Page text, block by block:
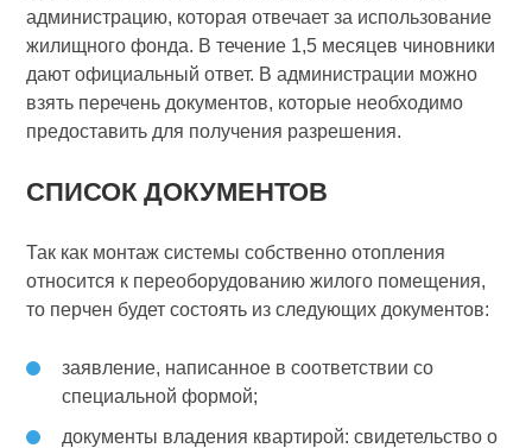
администрацию, которая отвечает за использование
жилищного фонда. В течение 1,5 месяцев чиновники
дают официальный ответ. В администрации можно
взять перечень документов, которые необходимо
предоставить для получения разрешения.
СПИСОК ДОКУМЕНТОВ
Так как монтаж системы собственно отопления
относится к переоборудованию жилого помещения,
то перчен будет состоять из следующих документов:
заявление, написанное в соответствии со
специальной формой;
документы владения квартирой: свидетельство о